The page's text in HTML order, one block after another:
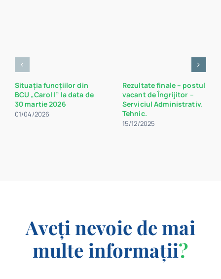
Situația funcțiilor din
BCU „Carol I” la data de
30 martie 2026
01/04/2026
Rezultate finale – postul
vacant de Îngrijitor –
Serviciul Administrativ.
Tehnic.
15/12/2025
Aveți nevoie de mai
multe informații?